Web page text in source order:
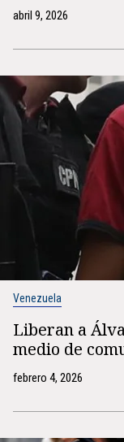
abril 9, 2026
Venezuela
Liberan a
medio de
febrero 4, 2026